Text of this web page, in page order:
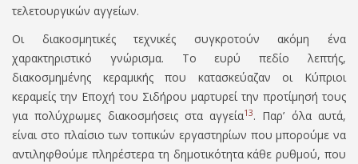
τελετουργικών αγγείων.
Οι διακοσμητικές τεχνικές συγκροτούν ακόμη ένα
χαρακτηριστικό γνώρισμα. Το ευρύ πεδίο λεπτής,
διακοσμημένης κεραμικής που κατασκεύαζαν οι Κύπριοι
κεραμείς την Εποχή του Σιδήρου μαρτυρεί την προτίμησή τους
για πολύχρωμες διακοσμήσεις στα αγγεία13. Παρ’ όλα αυτά,
είναι στο πλαίσιο των τοπικών εργαστηρίων που μπορούμε να
αντιληφθούμε πληρέστερα τη δημοτικότητα κάθε ρυθμού, που